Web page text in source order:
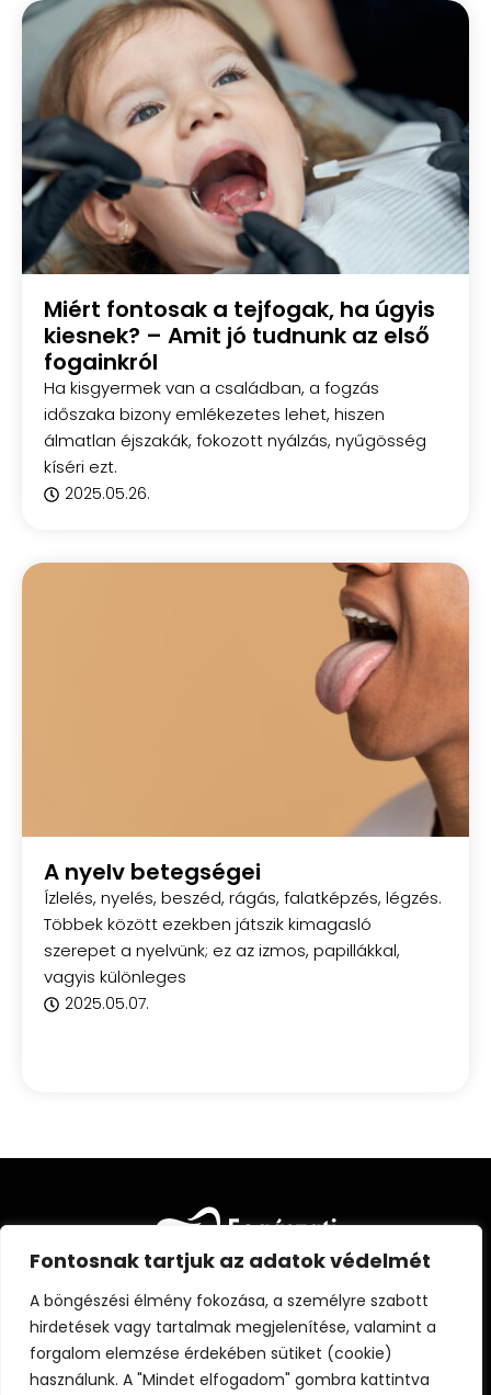
Fontosnak tartjuk az adatok védelmét
A böngészési élmény fokozása, a személyre szabott
hirdetések vagy tartalmak megjelenítése, valamint a
forgalom elemzése érdekében sütiket (cookie)
használunk. A "Mindet elfogadom" gombra kattintva
Miért fontosak a tejfogak, ha úgyis
kiesnek? – Amit jó tudnunk az első
fogainkról
Ha kisgyermek van a családban, a fogzás
időszaka bizony emlékezetes lehet, hiszen
álmatlan éjszakák, fokozott nyálzás, nyűgösség
kíséri ezt.
2025.05.26.
A nyelv betegségei
Ízlelés, nyelés, beszéd, rágás, falatképzés, légzés.
Többek között ezekben játszik kimagasló
szerepet a nyelvünk; ez az izmos, papillákkal,
vagyis különleges
2025.05.07.
FŐOLDAL CIKKEK FOGÁSZATI KISOKOS